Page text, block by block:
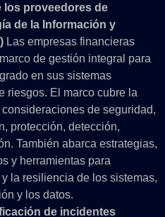
los proveedores de
de la Información y
Las empresas financieras
de gestión integral para
en sus sistemas
riesgos. El marco cubre la
de seguridad,
protección, detección,
También abarca estrategias,
y herramientas para
la resiliencia de los sistemas,
y los datos.
de incidentes